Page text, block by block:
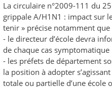
La circulaire n°2009-111 du
grippale A/H1N1 : impact sur
tenir » précise notamment que
- le directeur d’école devra
de chaque cas symptomatique
- les préfets de département
la position à adopter
totale ou partielle d’une école